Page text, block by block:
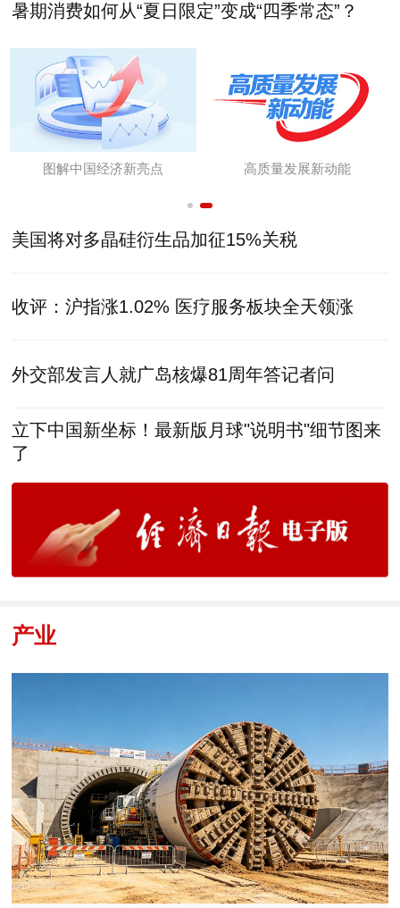
暑期消费如何从“夏日限定”变成“四季常态”？
图解中国经济新亮点 高质量发展新动能
美国将对多晶硅衍生品加征15%关税
收评：沪指涨1.02% 医疗服务板块全天领涨
外交部发言人就广岛核爆81周年答记者问
立下中国新坐标！最新版月球"说明书"细节图来
了
产业